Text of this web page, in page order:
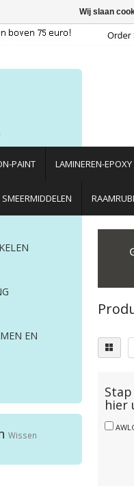
PAINT LAMINEREN-EPOXY
SMEERMIDDELEN
EN
Wissen
Stap
hier
Wij slaan